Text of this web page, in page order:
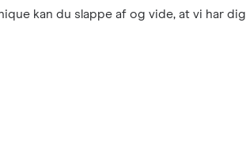
kan du slappe af og vide, at vi har dig